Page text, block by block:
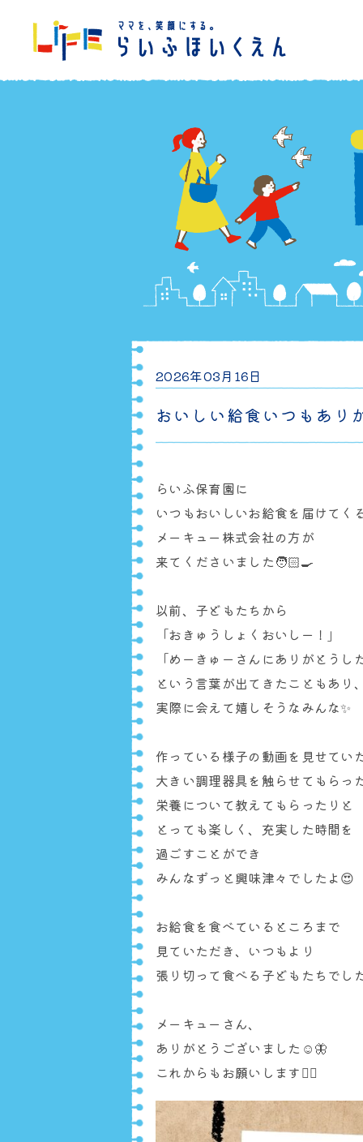
2026年03月16日
おいしい給食いつもあり
らいふ保育園に
いつもおいしいお給食を届けてく
メーキュー株式会社の方が
来てくださいました🧑🏻‍🍳
以前、子どもたちから
「おきゅうしょくおいしー！」
「めーきゅーさんにありがとうし
という言葉が出てきたこともあり
実際に会えて嬉しそうなみんな✨
作っている様子の動画を見せてい
大きい調理器具を触らせてもらっ
栄養について教えてもらったりと
とっても楽しく、充実した時間を
過ごすことができ
みんなずっと興味津々でしたよ😍
お給食を食べているところまで
見ていただき、いつもより
張り切って食べる子どもたちでし
メーキューさん、
ありがとうございました☺️🦋
これからもお願いします✌🏻